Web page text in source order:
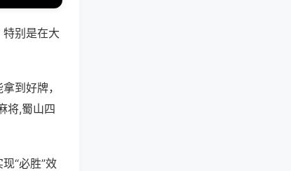
别是在大
到好牌，
将,蜀山四
“必胜”效